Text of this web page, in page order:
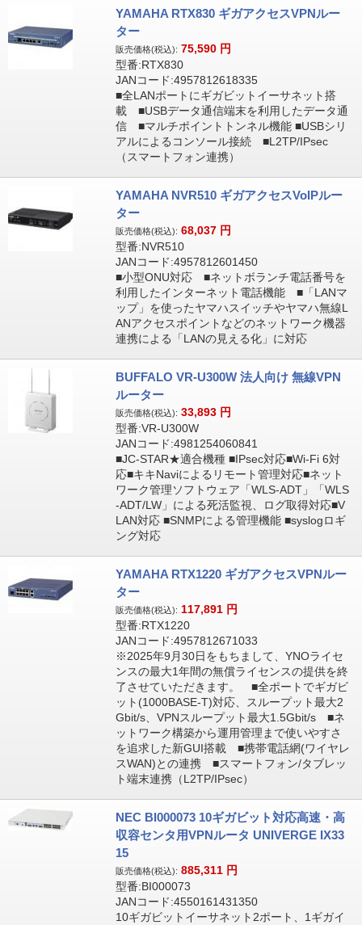
YAMAHA RTX830 ギガアクセスVPNルー
ター
販売価格(税込): 75,590 円
型番:RTX830
JANコード:4957812618335
■全LANポートにギガビットイーサネット搭
載 ■USBデータ通信端末を利用したデータ通
信 ■マルチポイントトンネル機能 ■USBシリ
アルによるコンソール接続 ■L2TP/IPsec
（スマートフォン連携）
YAMAHA NVR510 ギガアクセスVoIPルー
ター
販売価格(税込): 68,037 円
型番:NVR510
JANコード:4957812601450
■小型ONU対応 ■ネットボランチ電話番号を
利用したインターネット電話機能 ■「LANマ
ップ」を使ったヤマハスイッチやヤマハ無線L
ANアクセスポイントなどのネットワーク機器
連携による「LANの見える化」に対応
BUFFALO VR-U300W 法人向け 無線VPN
ルーター
販売価格(税込): 33,893 円
型番:VR-U300W
JANコード:4981254060841
■JC-STAR★適合機種 ■IPsec対応■Wi-Fi 6対
応■キキNaviによるリモート管理対応■ネット
ワーク管理ソフトウェア「WLS-ADT」「WLS
-ADT/LW」による死活監視、ログ取得対応■V
LAN対応 ■SNMPによる管理機能 ■syslogロギ
ング対応
YAMAHA RTX1220 ギガアクセスVPNルー
ター
販売価格(税込): 117,891 円
型番:RTX1220
JANコード:4957812671033
※2025年9月30日をもちまして、YNOライセ
ンスの最大1年間の無償ライセンスの提供を終
了させていただきます。 ■全ポートでギガビ
ット(1000BASE-T)対応、スループット最大2
Gbit/s、VPNスループット最大1.5Gbit/s ■ネ
ットワーク構築から運用管理まで使いやすさ
を追求した新GUI搭載 ■携帯電話網(ワイヤレ
スWAN)との連携 ■スマートフォン/タブレッ
ト端末連携（L2TP/IPsec）
NEC BI000073 10ギガビット対応高速・高
収容センタ用VPNルータ UNIVERGE IX33
15
販売価格(税込): 885,311 円
型番:BI000073
JANコード:4550161431350
10ギガビットイーサネット2ポート、1ギガイ